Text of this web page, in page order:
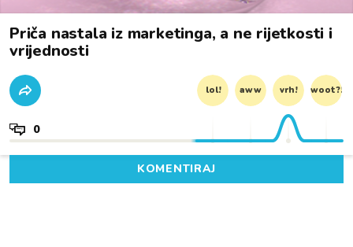
Priča nastala iz marketinga, a ne rijetkosti i
vrijednosti
lol! aww vrh! woot?!
0
KOMENTIRAJ